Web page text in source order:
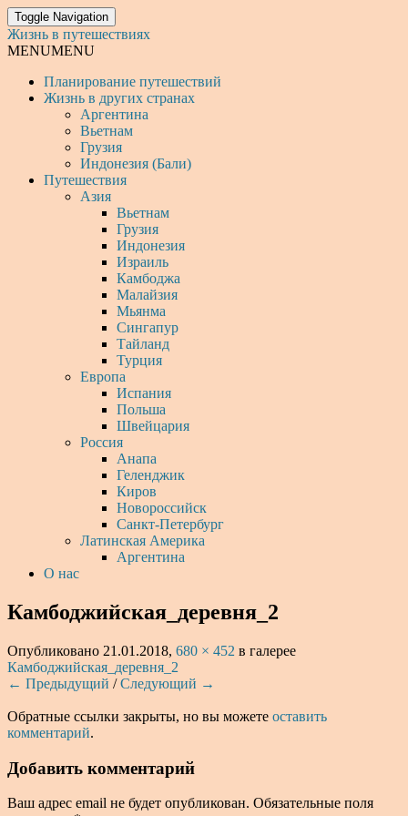
Toggle Navigation
Жизнь в путешествиях
MENUMENU
Планирование путешествий
Жизнь в других странах
Аргентина
Вьетнам
Грузия
Индонезия (Бали)
Путешествия
Азия
Вьетнам
Грузия
Индонезия
Израиль
Камбоджа
Малайзия
Мьянма
Сингапур
Тайланд
Турция
Европа
Испания
Польша
Швейцария
Россия
Анапа
Геленджик
Киров
Новороссийск
Санкт-Петербург
Латинская Америка
Аргентина
О нас
Камбоджийская_деревня_2
Опубликовано 21.01.2018, 680 × 452 в галерее
Камбоджийская_деревня_2
← Предыдущий /Следующий →
Обратные ссылки закрыты, но вы можете оставить
комментарий.
Добавить комментарий
Ваш адрес email не будет опубликован. Обязательные поля